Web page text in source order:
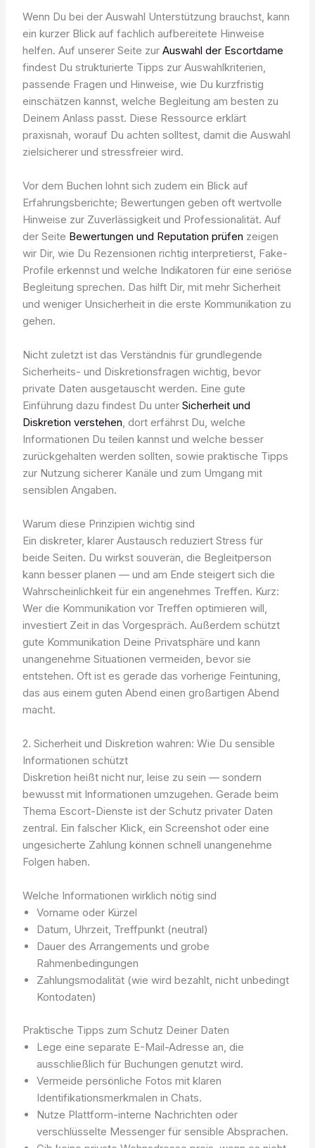
Wenn Du bei der Auswahl Unterstützung brauchst, kann
ein kurzer Blick auf fachlich aufbereitete Hinweise
helfen. Auf unserer Seite zurAuswahl der Escortdame
findest Du strukturierte Tipps zur Auswahlkriterien,
passende Fragen und Hinweise, wie Du kurzfristig
einschätzen kannst, welche Begleitung am besten zu
Deinem Anlass passt. Diese Ressource erklärt
praxisnah, worauf Du achten solltest, damit die Auswahl
zielsicherer und stressfreier wird.
Vor dem Buchen lohnt sich zudem ein Blick auf
Erfahrungsberichte; Bewertungen geben oft wertvolle
Hinweise zur Zuverlässigkeit und Professionalität. Auf
der Seite Bewertungen und Reputation prüfen zeigen
wir Dir, wie Du Rezensionen richtig interpretierst, Fake-
Profile erkennst und welche Indikatoren für eine seriöse
Begleitung sprechen. Das hilft Dir, mit mehr Sicherheit
und weniger Unsicherheit in die erste Kommunikation zu
gehen.
Nicht zuletzt ist das Verständnis für grundlegende
Sicherheits- und Diskretionsfragen wichtig, bevor
private Daten ausgetauscht werden. Eine gute
Einführung dazu findest Du unterSicherheit und
Diskretion verstehen, dort erfährst Du, welche
Informationen Du teilen kannst und welche besser
zurückgehalten werden sollten, sowie praktische Tipps
zur Nutzung sicherer Kanäle und zum Umgang mit
sensiblen Angaben.
Warum diese Prinzipien wichtig sind
Ein diskreter, klarer Austausch reduziert Stress für
beide Seiten. Du wirkst souverän, die Begleitperson
kann besser planen — und am Ende steigert sich die
Wahrscheinlichkeit für ein angenehmes Treffen. Kurz:
Wer die Kommunikation vor Treffen optimieren will,
investiert Zeit in das Vorgespräch. Außerdem schützt
gute Kommunikation Deine Privatsphäre und kann
unangenehme Situationen vermeiden, bevor sie
entstehen. Oft ist es gerade das vorherige Feintuning,
das aus einem guten Abend einen großartigen Abend
macht.
2. Sicherheit und Diskretion wahren: Wie Du sensible
Informationen schützt
Diskretion heißt nicht nur, leise zu sein — sondern
bewusst mit Informationen umzugehen. Gerade beim
Thema Escort-Dienste ist der Schutz privater Daten
zentral. Ein falscher Klick, ein Screenshot oder eine
ungesicherte Zahlung können schnell unangenehme
Folgen haben.
Welche Informationen wirklich nötig sind
Vorname oder Kürzel
Datum, Uhrzeit, Treffpunkt (neutral)
Dauer des Arrangements und grobe
Rahmenbedingungen
Zahlungsmodalität (wie wird bezahlt, nicht unbedingt
Kontodaten)
Praktische Tipps zum Schutz Deiner Daten
Lege eine separate E-Mail-Adresse an, die
ausschließlich für Buchungen genutzt wird.
Vermeide persönliche Fotos mit klaren
Identifikationsmerkmalen in Chats.
Nutze Plattform-interne Nachrichten oder
verschlüsselte Messenger für sensible Absprachen.